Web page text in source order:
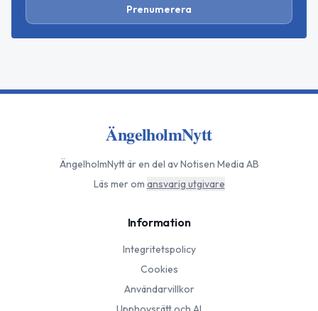
Prenumerera
ÄngelholmNytt
ÄngelholmNyttär en del av Notisen Media AB
Läs mer om ansvarig utgivare
Information
Integritetspolicy
Cookies
Användarvillkor